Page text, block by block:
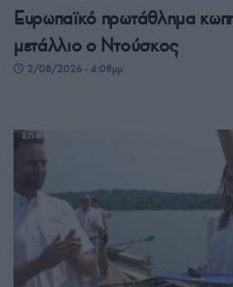
Ευρωπαϊκό πρωτάθλημα
μετάλλιο ο Ντούσκος
2/08/2026 - 4:08μμ